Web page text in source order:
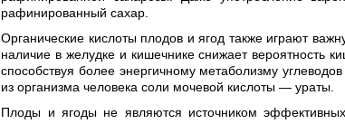
рафинированный сахар.
Органические кислоты плодов и ягод также играют
наличие в желудке и кишечнике снижает вероятность
способствуя более энергичному метаболизму
из организма человека соли мочевой кислоты — ураты.
Плоды и ягоды не являются источником